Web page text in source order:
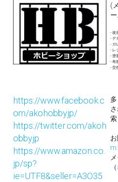
(
- 改
- デ
- ガ
- レ
- 塗
- 布
- 交
https://www.facebook.c
om/akohobbyjp/
https://twitter.com/akoh
obbyjp
https://www.amazon.co.
jp/sp?
ie=UTF8&seller=A3O35
索
（